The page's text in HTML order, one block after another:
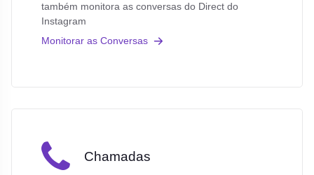
também monitora as conversas do Direct do
Instagram
Monitorar as Conversas
Chamadas